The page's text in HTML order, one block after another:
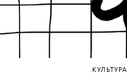
КУЛЬТУРА